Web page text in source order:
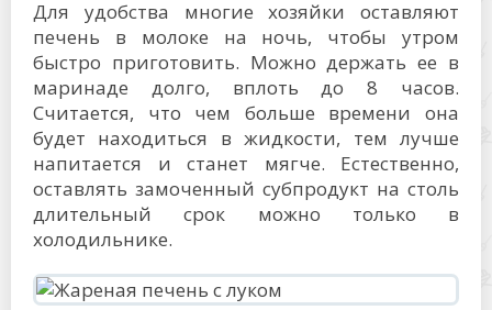
Для удобства многие хозяйки оставляют
печень в молоке на ночь, чтобы утром
быстро приготовить. Можно держать ее в
маринаде долго, вплоть до 8 часов.
Считается, что чем больше времени она
будет находиться в жидкости, тем лучше
напитается и станет мягче. Естественно,
оставлять замоченный субпродукт на столь
длительный срок можно только в
холодильнике.